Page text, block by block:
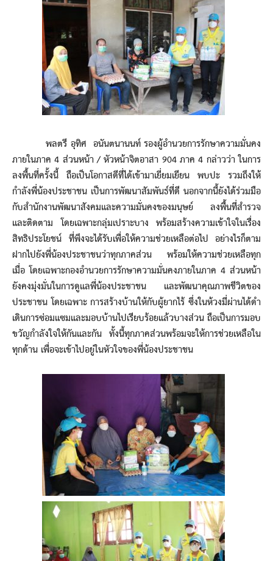
พลตรี อุทิศ อนันตนานนท์ รองผู้อำนวยการรักษาความมั่นคง
ภายในภาค 4 ส่วนหน้า / หัวหน้าจิตอาสา 904 ภาค 4 กล่าวว่า ในการ
ลงพื้นที่ครั้งนี้ ถือเป็นโอกาสดีที่ได้เข้ามาเยี่ยมเยียน พบปะ รวมถึงให้
กำลังพี่น้องประชาชน เป็นการพัฒนาสัมพันธ์ที่ดี นอกจากนี้ยังได้ร่วมมือ
กับสำนักงานพัฒนาสังคมและความมั่นคงของมนุษย์ ลงพื้นที่สำรวจ
และติดตาม โดยเฉพาะกลุ่มเปราะบาง พร้อมสร้างความเข้าใจในเรื่อง
สิทธิประโยชน์ ที่พึงจะได้รับเพื่อให้ความช่วยเหลือต่อไป อย่างไรก็ตาม
ฝากไปยังพี่น้องประชาชนว่าทุกภาคส่วน พร้อมให้ความช่วยเหลือทุก
เมื่อ โดยเฉพาะกองอำนวยการรักษาความมั่นคงภายในภาค 4 ส่วนหน้า
ยังคงมุ่งมั่นในการดูแลพี่น้องประชาชน และพัฒนาคุณภาพชีวิตของ
ประชาชน โดยเฉพาะ การสร้างบ้านให้กับผู้ยากไร้ ซึ่งในห้วงมี่ผ่านได้ดำ
เดินการซ่อมแซมและมอบบ้านไปเรียบร้อยแล้วบางส่วน ถือเป็นการมอบ
ขวัญกำลังใจให้กันและกัน ทั้งนี้ทุกภาคส่วนพร้อมจะให้การช่วยเหลือใน
ทุกด้าน เพื่อจะเข้าไปอยู่ในหัวใจของพี่น้องประชาชน